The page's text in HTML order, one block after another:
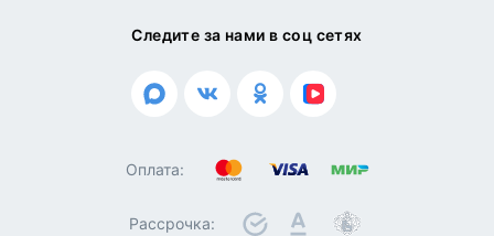
Следите за нами в соц сетях
Оплата:
Рассрочка: